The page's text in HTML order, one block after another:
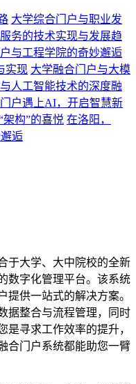
大学综合门户与职业发
务的技术实现与发展趋
与工程学院的奇妙邂逅
实现 大学融合门户与大模
人工智能技术的深度融
户遇上AI，开启智慧新
架构”的喜悦 在洛阳，
逅
大学、大中院校的全新
数字化管理平台。该系统
提供一站式的解决方案。
据整合与流程管理，同时
是寻求工作效率的提升，
合门户系统都能助您一臂